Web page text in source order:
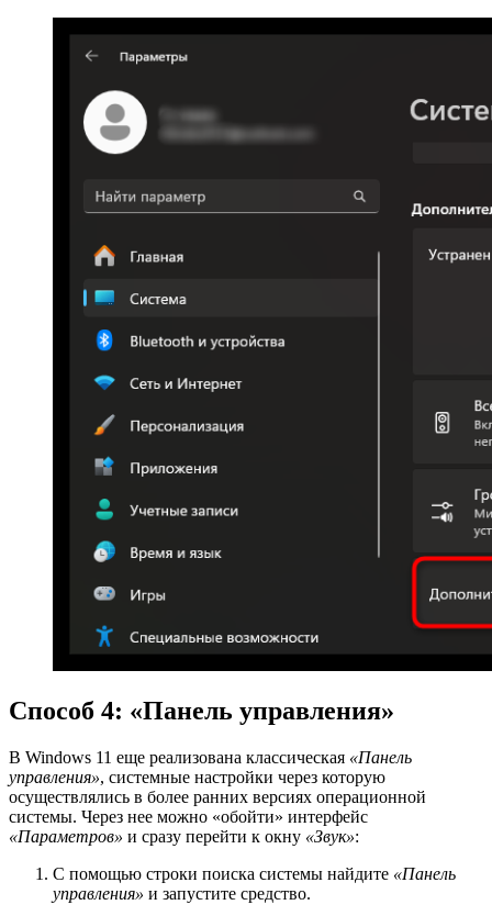
Способ 4: «Панель управления»
В Windows 11 еще реализована классическая «Панель
управления», системные настройки через которую
осуществлялись в более ранних версиях операционной
системы. Через нее можно «обойти» интерфейс
«Параметров» и сразу перейти к окну «Звук»:
С помощью строки поиска системы найдите «Панель
управления» и запустите средство.